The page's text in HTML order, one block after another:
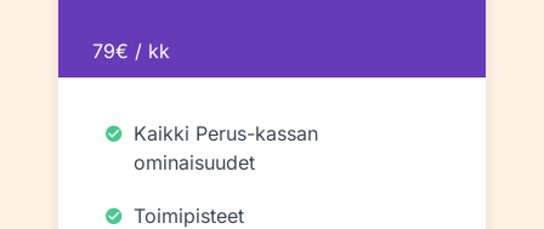
79€ / kk
Kaikki Perus-kassan
ominaisuudet
Toimipisteet